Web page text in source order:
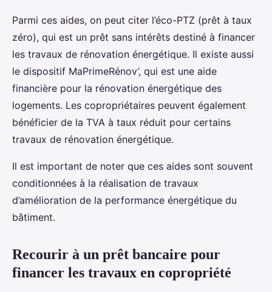
Parmi ces aides, on peut citer l’éco-PTZ (prêt à taux
zéro), qui est un prêt sans intérêts destiné à financer
les travaux de rénovation énergétique. Il existe aussi
le dispositif MaPrimeRénov’, qui est une aide
financière pour la rénovation énergétique des
logements. Les copropriétaires peuvent également
bénéficier de la TVA à taux réduit pour certains
travaux de rénovation énergétique.
Il est important de noter que ces aides sont souvent
conditionnées à la réalisation de travaux
d’amélioration de la performance énergétique du
bâtiment.
Recourir à un prêt bancaire pour
financer les travaux en copropriété